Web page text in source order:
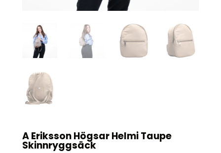
A Eriksson Högsar Helmi Taupe
Skinnryggsäck